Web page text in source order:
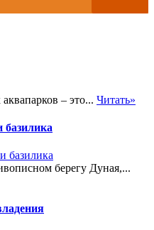
– это... Читать»
базилика
берегу Дуная,...